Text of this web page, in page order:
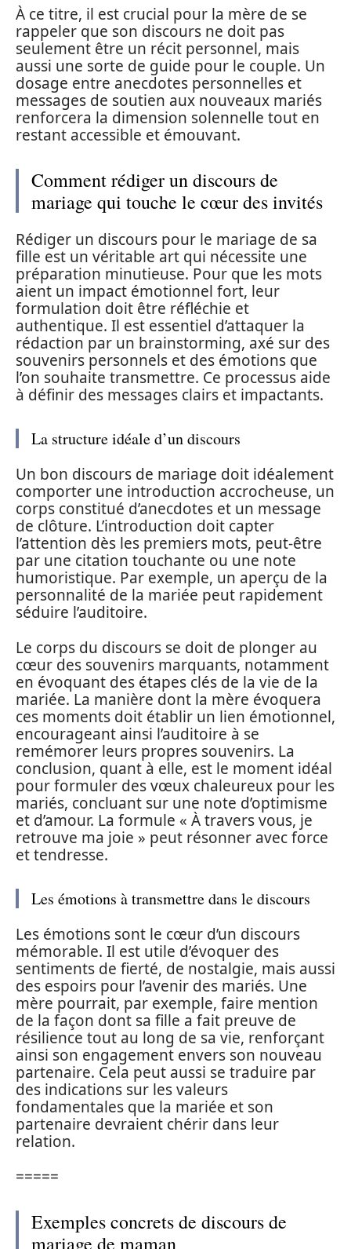
À ce titre, il est crucial pour la mère de se
rappeler que son discours ne doit pas
seulement être un récit personnel, mais
aussi une sorte de guide pour le couple. Un
dosage entre anecdotes personnelles et
messages de soutien aux nouveaux mariés
renforcera la dimension solennelle tout en
restant accessible et émouvant.
Comment rédiger un discours de
mariage qui touche le cœur des invités
Rédiger un discours pour le mariage de sa
fille est un véritable art qui nécessite une
préparation minutieuse. Pour que les mots
aient un impact émotionnel fort, leur
formulation doit être réfléchie et
authentique. Il est essentiel d’attaquer la
rédaction par un brainstorming, axé sur des
souvenirs personnels et des émotions que
l’on souhaite transmettre. Ce processus aide
à définir des messages clairs et impactants.
La structure idéale d’un discours
Un bon discours de mariage doit idéalement
comporter une introduction accrocheuse, un
corps constitué d’anecdotes et un message
de clôture. L’introduction doit capter
l’attention dès les premiers mots, peut-être
par une citation touchante ou une note
humoristique. Par exemple, un aperçu de la
personnalité de la mariée peut rapidement
séduire l’auditoire.
Le corps du discours se doit de plonger au
cœur des souvenirs marquants, notamment
en évoquant des étapes clés de la vie de la
mariée. La manière dont la mère évoquera
ces moments doit établir un lien émotionnel,
encourageant ainsi l’auditoire à se
remémorer leurs propres souvenirs. La
conclusion, quant à elle, est le moment idéal
pour formuler des vœux chaleureux pour les
mariés, concluant sur une note d’optimisme
et d’amour. La formule « À travers vous, je
retrouve ma joie » peut résonner avec force
et tendresse.
Les émotions à transmettre dans le discours
Les émotions sont le cœur d’un discours
mémorable. Il est utile d’évoquer des
sentiments de fierté, de nostalgie, mais aussi
des espoirs pour l’avenir des mariés. Une
mère pourrait, par exemple, faire mention
de la façon dont sa fille a fait preuve de
résilience tout au long de sa vie, renforçant
ainsi son engagement envers son nouveau
partenaire. Cela peut aussi se traduire par
des indications sur les valeurs
fondamentales que la mariée et son
partenaire devraient chérir dans leur
relation.
=====
Exemples concrets de discours de
mariage de maman